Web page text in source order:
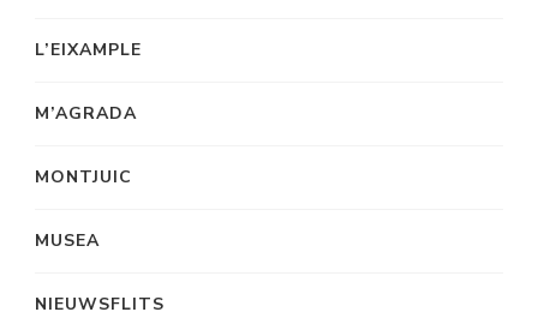
L’EIXAMPLE
M’AGRADA
MONTJUIC
MUSEA
NIEUWSFLITS